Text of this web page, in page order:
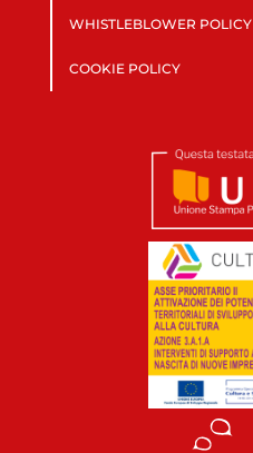
WHISTLEBLOWER POLICY
COOKIE POLICY